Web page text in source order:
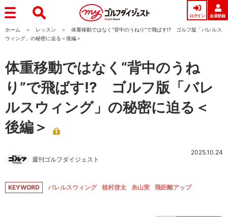
ログイン 会員登録
ホーム レッスン
体重移動ではなく“背中のうねり”で飛ばす!? ゴルフ版「バレルス
ウィング」の秘密に迫る＜後編＞
体重移動ではなく“背中のうね
り”で飛ばす!? ゴルフ版「バレ
ルスウィング」の秘密に迫る＜
後編＞
週刊ゴルフダイジェスト
2025.10.24
KEYWORD バレルスウィング 植村啓太 糸山実 飛距離アップ